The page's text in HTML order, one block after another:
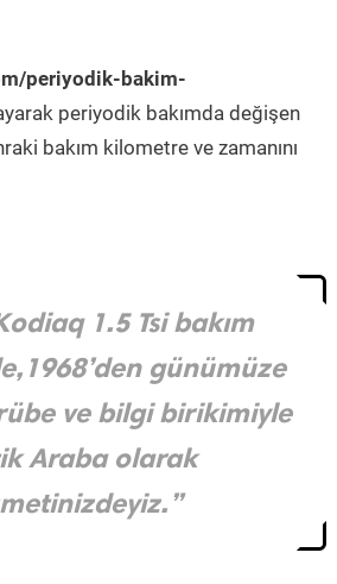
periyodik-bakim-
periyodik bakımda değişen
bakım kilometre ve zamanını
1.5 Tsi bakım
günümüze
ve bilgi birikimiyle
Araba olarak